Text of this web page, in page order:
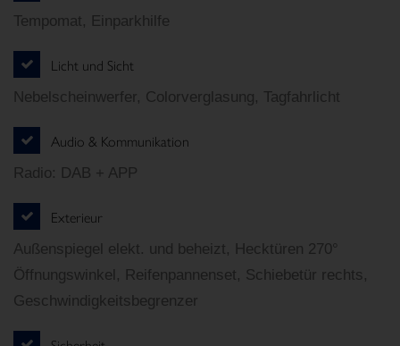
Tempomat, Einparkhilfe
Licht und Sicht
Nebelscheinwerfer, Colorverglasung, Tagfahrlicht
Audio & Kommunikation
Radio: DAB + APP
Exterieur
Außenspiegel elekt. und beheizt, Hecktüren 270°
Öffnungswinkel, Reifenpannenset, Schiebetür rechts,
Geschwindigkeitsbegrenzer